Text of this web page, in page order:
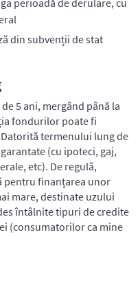
perioadă de derulare, cu
din subvenții de stat
5 ani, mergând până la
fondurilor poate fi
termenului lung de
(cu ipoteci, gaj,
etc). De regulă,
pentru finanțarea unor
mare, destinate uzului
întâlnite tipuri de credite
(consumatorilor ca mine